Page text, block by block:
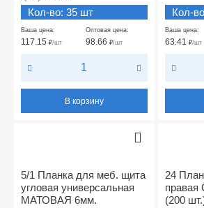
Кол-во: 35 шт
Ваша цена:
117.15 ₽/шт
Оптовая цена:
98.66₽/шт
В корзину
Кол-
Ваша цена:
63.41 ₽/шт
5/1 Планка для меб. щита
угловая универсальная
МАТОВАЯ 6мм.
24
правая
(200